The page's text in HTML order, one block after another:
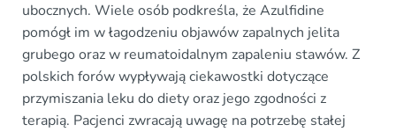
ubocznych. Wiele osób podkreśla, że Azulfidine
pomógł im w łagodzeniu objawów zapalnych jelita
grubego oraz w reumatoidalnym zapaleniu stawów. Z
polskich forów wypływają ciekawostki dotyczące
przymiszania leku do diety oraz jego zgodności z
terapią. Pacjenci zwracają uwagę na potrzebę stałej